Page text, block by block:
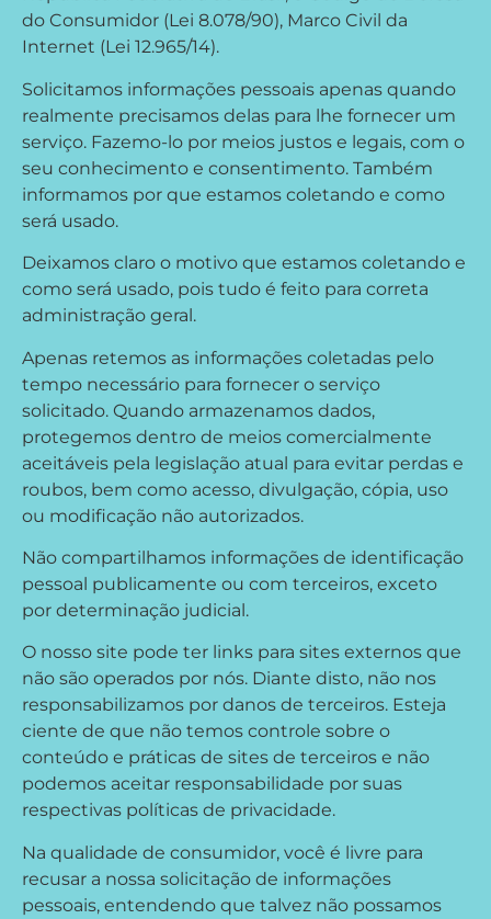
do Consumidor (Lei 8.078/90), Marco Civil da
Internet (Lei 12.965/14).
Solicitamos informações pessoais apenas quando
realmente precisamos delas para lhe fornecer um
serviço. Fazemo-lo por meios justos e legais, com o
seu conhecimento e consentimento. Também
informamos por que estamos coletando e como
será usado.
Deixamos claro o motivo que estamos coletando e
como será usado, pois tudo é feito para correta
administração geral.
Apenas retemos as informações coletadas pelo
tempo necessário para fornecer o serviço
solicitado. Quando armazenamos dados,
protegemos dentro de meios comercialmente
aceitáveis pela legislação atual ​​para evitar perdas e
roubos, bem como acesso, divulgação, cópia, uso
ou modificação não autorizados.
Não compartilhamos informações de identificação
pessoal publicamente ou com terceiros, exceto
por determinação judicial.
O nosso site pode ter links para sites externos que
não são operados por nós. Diante disto, não nos
responsabilizamos por danos de terceiros. Esteja
ciente de que não temos controle sobre o
conteúdo e práticas de sites de terceiros e não
podemos aceitar responsabilidade por suas
respectivas políticas de privacidade.
Na qualidade de consumidor, você é livre para
recusar a nossa solicitação de informações
pessoais, entendendo que talvez não possamos